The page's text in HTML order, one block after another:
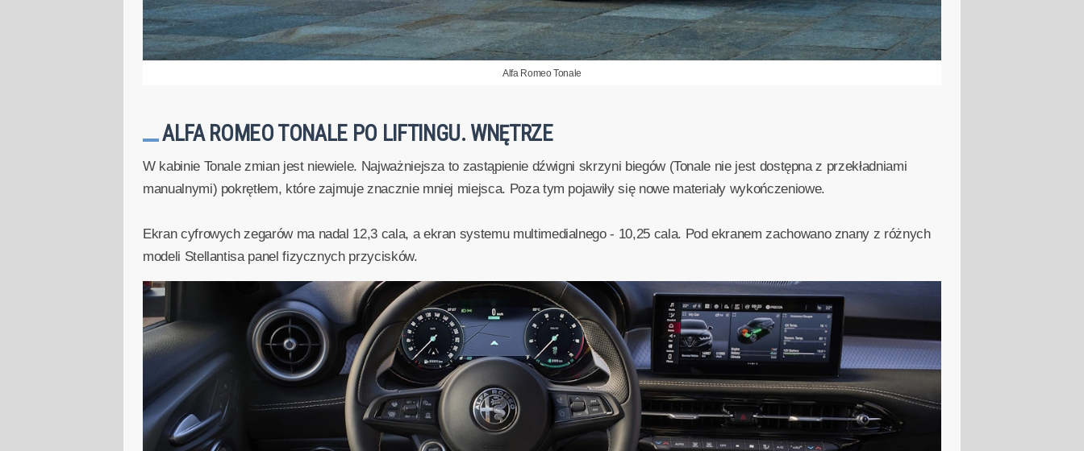
Alfa Romeo Tonale
ALFA ROMEO TONALE PO LIFTINGU. WNĘTRZE
W kabinie Tonale zmian jest niewiele. Najważniejsza to zastąpienie dźwigni skrzyni biegów (Tonale nie jest dostępna z przekładniami
manualnymi) pokrętłem, które zajmuje znacznie mniej miejsca. Poza tym pojawiły się nowe materiały wykończeniowe.
Ekran cyfrowych zegarów ma nadal 12,3 cala, a ekran systemu multimedialnego - 10,25 cala. Pod ekranem zachowano znany z różnych
modeli Stellantisa panel fizycznych przycisków.